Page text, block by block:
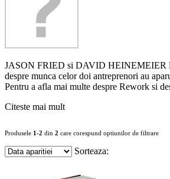
JASON FRIED si DAVID HEINEMEIER
despre munca celor doi antreprenori au
Pentru a afla mai multe despre Rework si
Citeste mai mult
Produsele 1-2 din 2 care corespund optiunilor de filtrare
Sorteaza: